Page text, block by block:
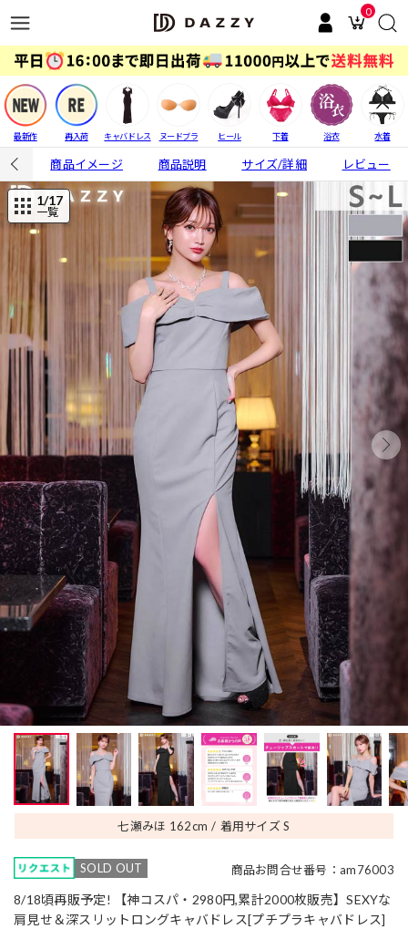
0
最新作 再入荷 キャバドレス ヌードブラ ヒール 下着 浴衣 水着
商品イメージ 商品説明 サイズ/詳細 レビュー
1/17
一覧
七瀬みほ 162cm 着用サイズ S
SOLD OUT 商品お問合せ番号：am76003
8/18頃再販予定! 【神コスパ・2980円,累計2000枚販売】SEXYな
肩見せ＆深スリットロングキャバドレス[プチプラキャバドレス]